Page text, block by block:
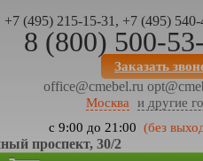
+7 (495) 215-15-31, +7 (495)
8 (800) 500-
Заказать
office@cmebel.ru
Москва
и другие
с 9:00 до 21:00 (без
проспект, 30/2